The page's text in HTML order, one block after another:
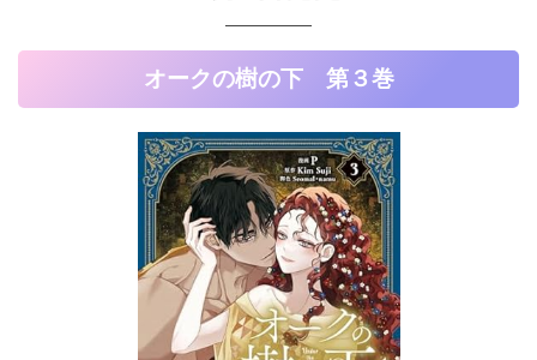
オークの樹の下 第３巻